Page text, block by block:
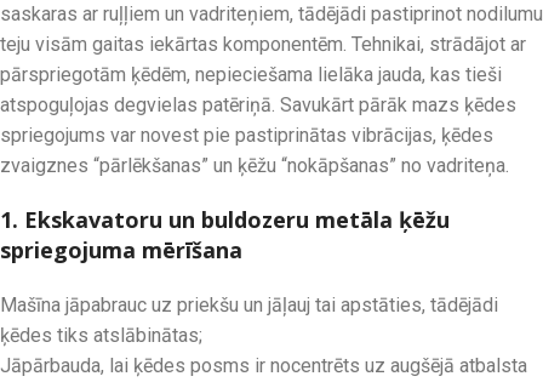
saskaras ar ruļļiem un vadriteņiem, tādējādi pastiprinot nodilumu
teju visām gaitas iekārtas komponentēm. Tehnikai, strādājot ar
pārspriegotām ķēdēm, nepieciešama lielāka jauda, kas tieši
atspoguļojas degvielas patēriņā. Savukārt pārāk mazs ķēdes
spriegojums var novest pie pastiprinātas vibrācijas, ķēdes
zvaigznes “pārlēkšanas” un ķēžu “nokāpšanas” no vadriteņa.
1. Ekskavatoru un buldozeru metāla ķēžu
spriegojuma mērīšana
Mašīna jāpabrauc uz priekšu un jāļauj tai apstāties, tādējādi
ķēdes tiks atslābinātas;
Jāpārbauda, lai ķēdes posms ir nocentrēts uz augšējā atbalsta